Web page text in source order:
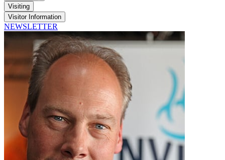
Visiting
Visitor Information
NEWSLETTER